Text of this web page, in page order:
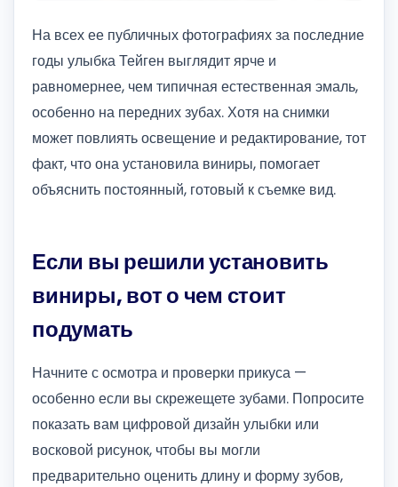
На всех ее публичных фотографиях за последние
годы улыбка Тейген выглядит ярче и
равномернее, чем типичная естественная эмаль,
особенно на передних зубах. Хотя на снимки
может повлиять освещение и редактирование, тот
факт, что она установила виниры, помогает
объяснить постоянный, готовый к съемке вид.
Если вы решили установить
виниры, вот о чем стоит
подумать
Начните с осмотра и проверки прикуса —
особенно если вы скрежещете зубами. Попросите
показать вам цифровой дизайн улыбки или
восковой рисунок, чтобы вы могли
предварительно оценить длину и форму зубов,